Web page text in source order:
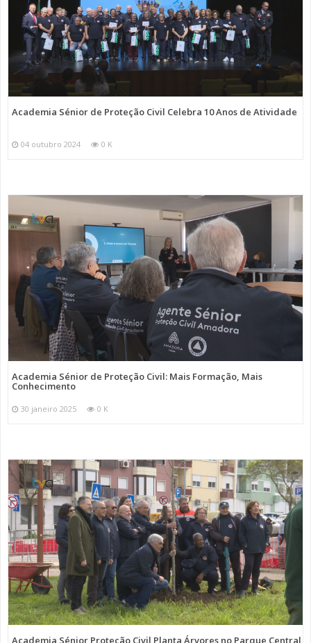
Academia Sénior de Proteção Civil Celebra 10 Anos de Atividade
04 outubro 2024 0 K
Academia Sénior de Proteção Civil: Mais Formação, Mais
Conhecimento
30 janeiro 2025 0 K
Academia Sénior Proteção Civil Planta Árvores no Parque Central